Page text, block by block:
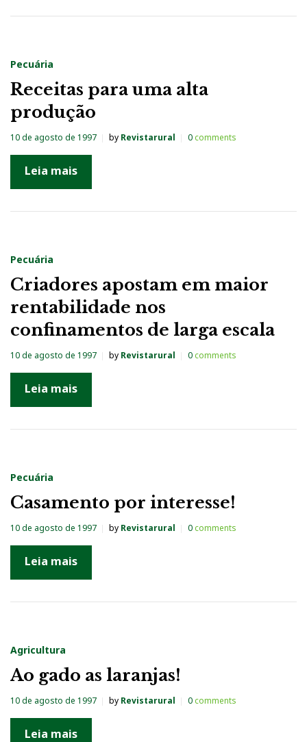
Pecuária
Receitas para uma alta
produção
10 de agosto de 1997 by Revistarural 0comments
Leia mais
Pecuária
Criadores apostam em maior
rentabilidade nos
confinamentos de larga escala
10 de agosto de 1997 by Revistarural 0comments
Leia mais
Pecuária
Casamento por interesse!
10 de agosto de 1997 by Revistarural 0comments
Leia mais
Agricultura
Ao gado as laranjas!
10 de agosto de 1997 by Revistarural 0comments
Leia mais